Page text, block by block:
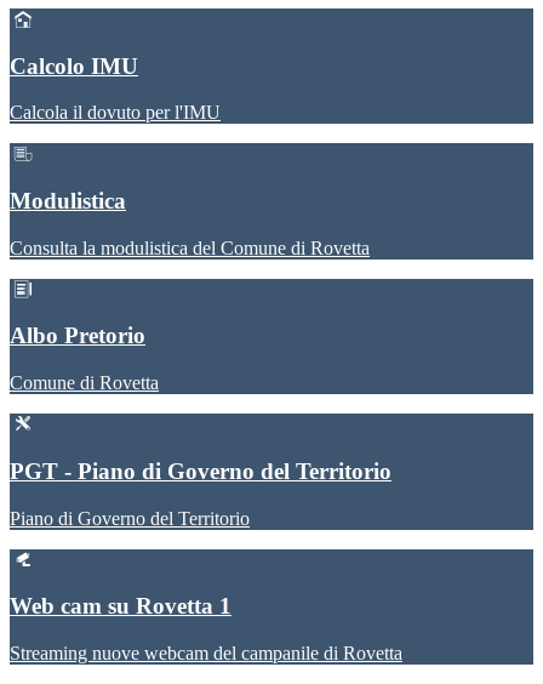
Calcolo IMU
Calcola il dovuto per l'IMU
Modulistica
Consulta la modulistica del Comune di Rovetta
Albo Pretorio
Comune di Rovetta
PGT - Piano di Governo del Territorio
Piano di Governo del Territorio
Web cam su Rovetta 1
Streaming nuove webcam del campanile di Rovetta